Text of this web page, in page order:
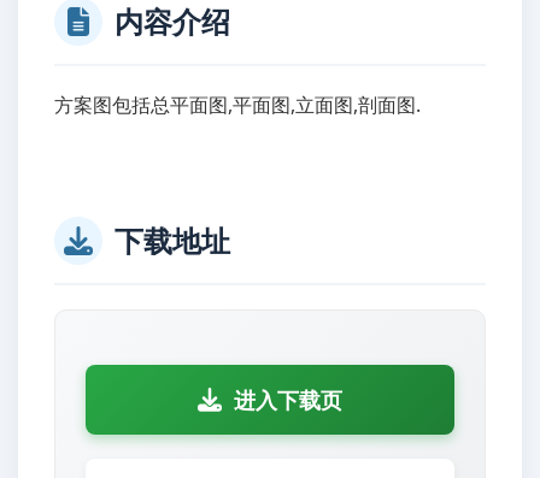
内容介绍
方案图包括总平面图,平面图,立面图,剖面图.
下载地址
进入下载页